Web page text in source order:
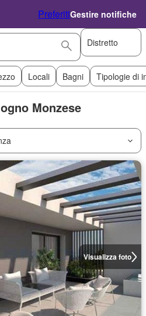
PreferitiGestire notifiche
Distretto
Locali Bagni Tipologie di
Monzese
Visualizza foto